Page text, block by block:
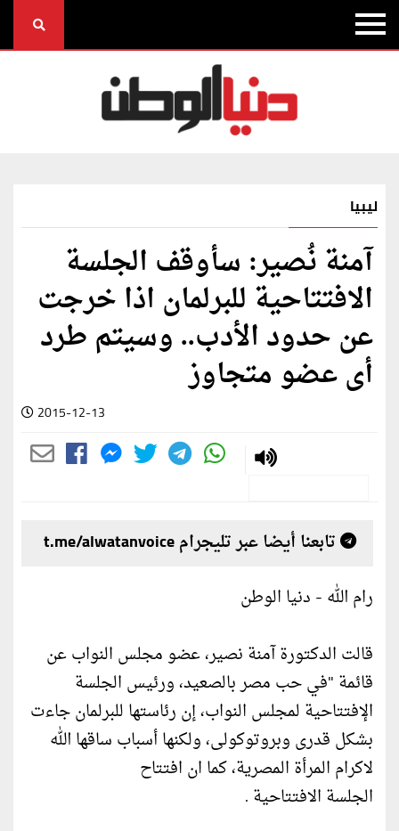
ليبيا
آمنة نُصير: سأوقف الجلسة
الافتتاحية للبرلمان اذا خرجت
عن حدود الأدب.. وسيتم طرد
أى عضو متجاوز
2015-12-13
تابعنا أيضا عبر تليجرام t.me/alwatanvoice
رام الله - دنيا الوطن
قالت الدكتورة آمنة نصير، عضو مجلس النواب عن
قائمة "في حب مصر بالصعيد، ورئيس الجلسة
الإفتتاحية لمجلس النواب، إن رئاستها للبرلمان جاءت
بشكل قدرى وبروتوكولى، ولكنها أسباب ساقها الله
لاكرام المرأة المصرية، كما ان افتتاح
الجلسة الافتتاحية .